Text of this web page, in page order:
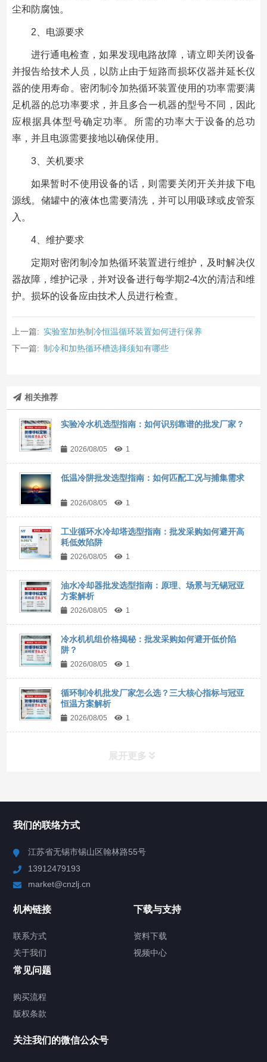
尘和防腐蚀。
2、电源要求
进行通电检查，如果发现电路故障，请立即关闭设备
并报告给技术人员，以防止由于短路而损坏仪器并延长仪
器的使用寿命。密闭制冷加热循环装置使用的功率需要满
足机器的总功率要求，并且多合一机器的型号不同，因此
应根据具体型号确定功率。所需的功率大于设备的总功
率，并且电源需要接地以确保使用。
3、关机要求
如果暂时不使用设备的话，则需要关闭开关并拔下电
源线。储罐中的液体也需要清洗，并可以用吸球或皮管泵
入。
4、维护要求
定期对密闭制冷加热循环装置进行维护，及时解决仪
器故障，维护记录，并对设备进行每学期2-4次的清洁和维
护。损坏的设备应由技术人员进行检查。
上一篇: 实验室加热制冷恒温循环装置如何进行保养
下一篇: 制冷和加热循环槽选择须知有哪些
相关推荐
实验冷水机选型指南：如何识别靠谱的批发厂家？
2026/08/05 1
低温冷阱批发选型指南：如何匹配工况与捕集需求
2026/08/05 1
工业循环水冷却塔选型指南：批发采购如何避开高
耗低效陷阱
2026/08/05 1
油水冷却器批发选型指南：原理、场景与无锡冠亚
方案解析
2026/08/05 1
冷水机机组价格揭秘：批发采购如何避开低价陷
阱？
2026/08/05 1
循环制冷机批发厂家怎么选？三大核心指标与冠亚
恒温方案解析
2026/08/05 1
展开更多
Chiller高精度制冷循环器
TCU温度控制单元
Chiller气体控温系统
我们的联络方式
江苏省无锡市锡山区翰林路55号
13912479193
market@cnzlj.cn
机构链接
联系方式
关于我们
下载与支持
资料下载
视频中心
常见问题
购买流程
版权条款
关注我们的微信公众号